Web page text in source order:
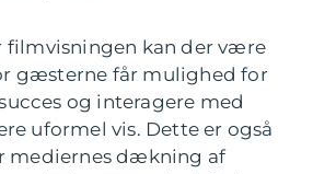
filmvisningen kan der være
gæsterne får mulighed for
og interagere med
uformel vis. Dette er også
mediernes dækning af